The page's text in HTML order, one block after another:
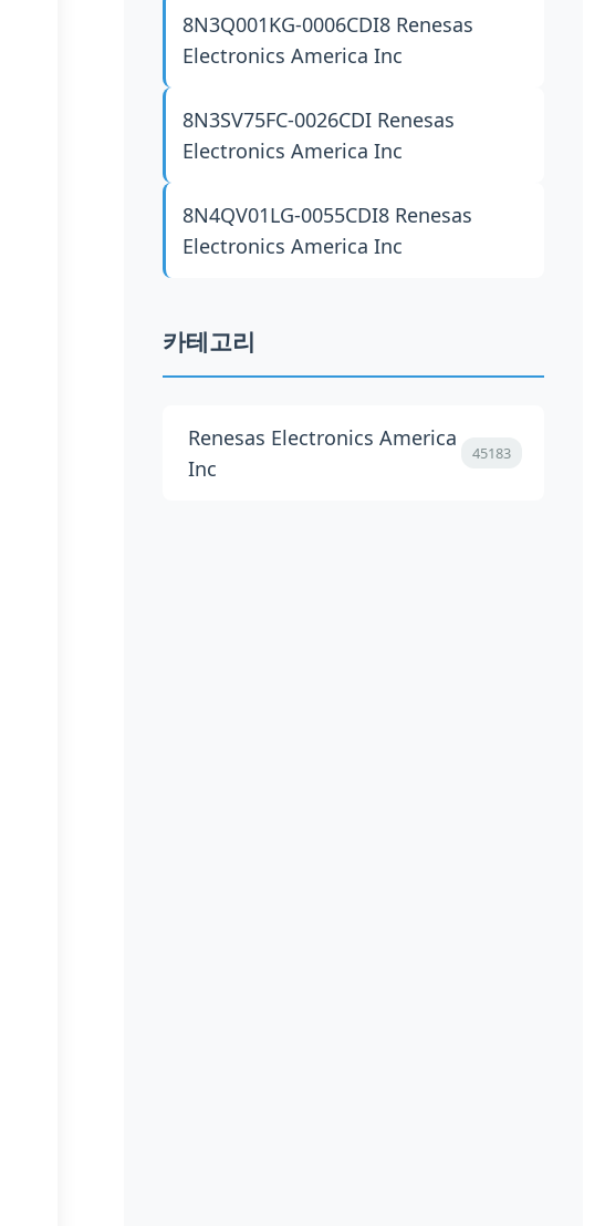
8N3Q001KG-0006CDI8 Renesas
Electronics America Inc
8N3SV75FC-0026CDI Renesas
Electronics America Inc
8N4QV01LG-0055CDI8 Renesas
Electronics America Inc
카테고리
Renesas Electronics America
Inc
45183